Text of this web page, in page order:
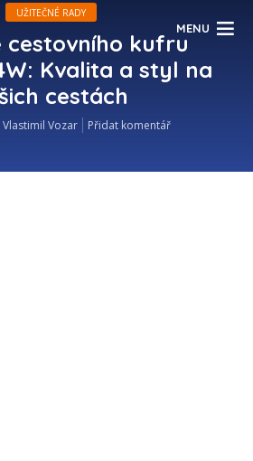
MENU
UŽITEČNÉ RADY
cestovního kufru
Kvalita a styl na
cestách
Vlastimil Vozar Přidat komentář